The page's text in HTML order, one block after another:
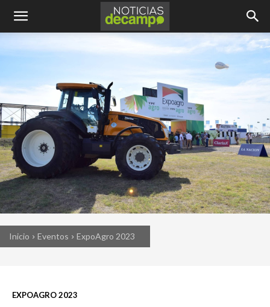
Inicio Eventos ExpoAgro 2023
EXPOAGRO 2023